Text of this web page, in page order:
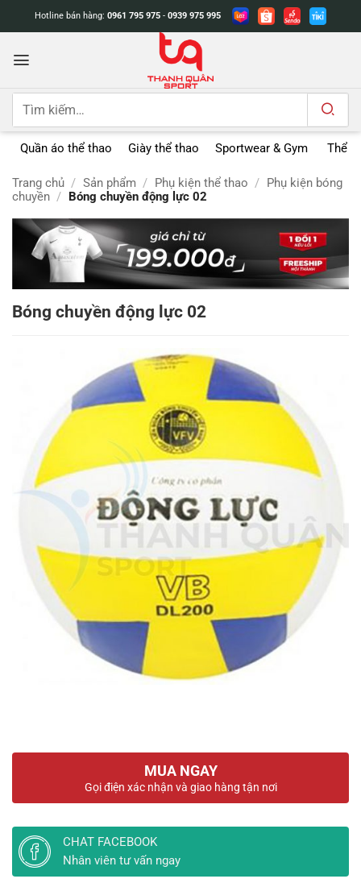
dung
Hotline bán hàng: 0961 795 975 - 0939 975 995
Tìm
Quần áo thể thao Giày thể thao Sportwear & Gym Thể
Trang chủ / Sản phẩm / Phụ kiện thể thao /
Phụ kiện bóng
chuyền / Bóng chuyền động lực 02
Bóng chuyền động lực 02
MUA NGAY
Gọi điện xác nhận và giao hàng tận nơi
CHAT FACEBOOK
Nhân viên tư vấn ngay